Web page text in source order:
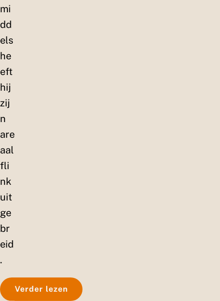
mi
dd
els
he
eft
hij
zij
n
are
aal
fli
nk
uit
ge
br
eid
.
Verder lezen